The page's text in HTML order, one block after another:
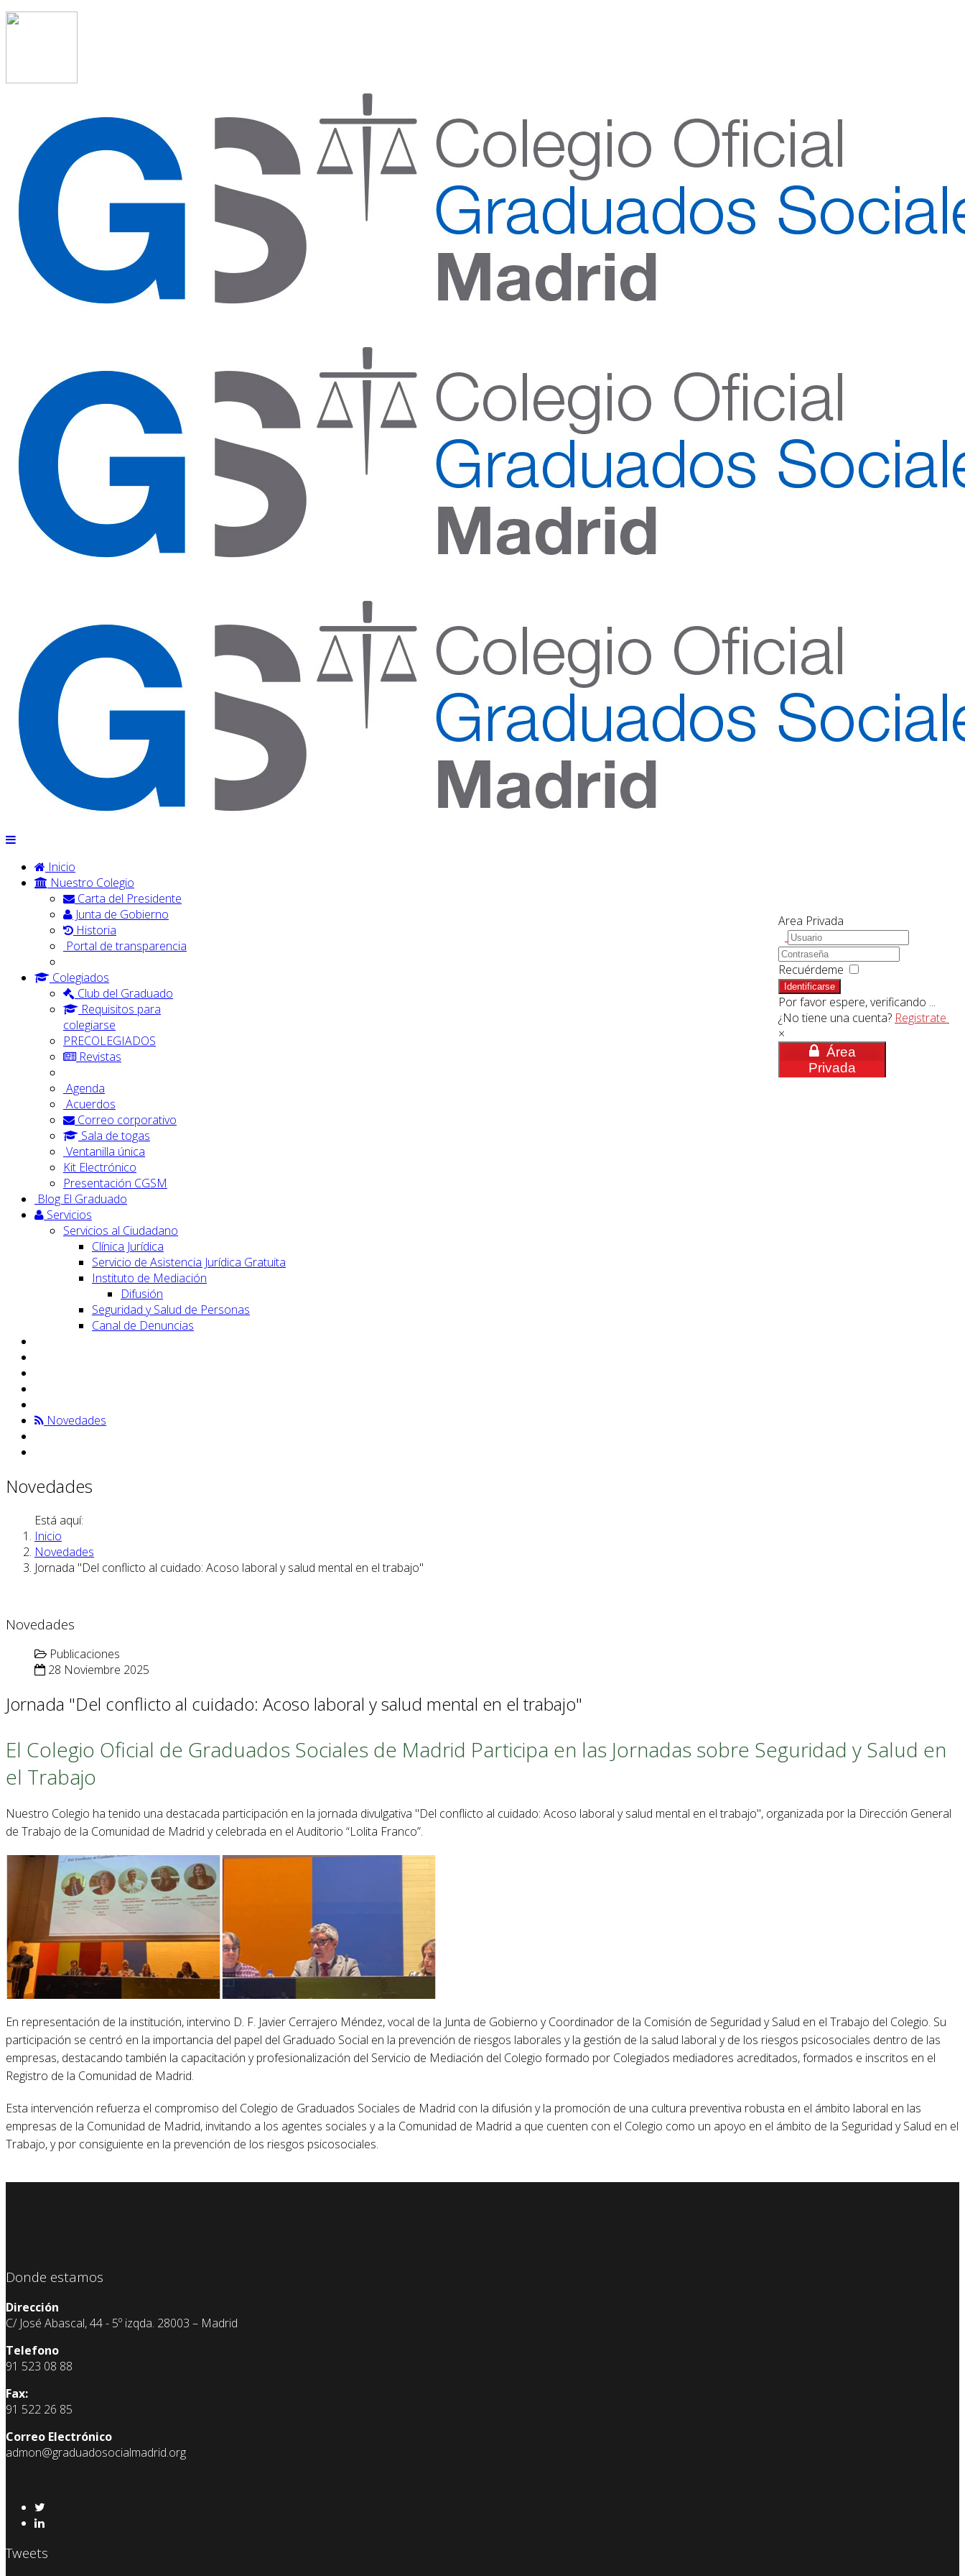
Area Privada
Recuérdeme
Identificarse
Por favor espere, verificando ...
¿No tiene una cuenta? Registrate
×
Área
Privada
Inicio
Nuestro Colegio
Carta del Presidente
Junta de Gobierno
Historia
Portal de transparencia
Colegiados
Club del Graduado
Requisitos para
colegiarse
PRECOLEGIADOS
Revistas
Agenda
Acuerdos
Correo corporativo
Sala de togas
Ventanilla única
Kit Electrónico
Presentación CGSM
Blog El Graduado
Servicios
Servicios al Ciudadano
Clínica Jurídica
Servicio de Asistencia Jurídica Gratuita
Instituto de Mediación
Difusión
Seguridad y Salud de Personas
Canal de Denuncias
Novedades
Novedades
Está aquí:
Inicio
Novedades
Jornada "Del conflicto al cuidado: Acoso laboral y salud mental en el trabajo"
Novedades
Publicaciones
28 Noviembre 2025
Jornada "Del conflicto al cuidado: Acoso laboral y salud mental en el trabajo"
El Colegio Oficial de Graduados Sociales de Madrid Participa en las Jornadas sobre Seguridad y Salud en
el Trabajo
Nuestro Colegio ha tenido una destacada participación en la jornada divulgativa "Del conflicto al cuidado: Acoso laboral y salud mental en el trabajo", organizada por la Dirección General
de Trabajo de la Comunidad de Madrid y celebrada en el Auditorio “Lolita Franco”.
En representación de la institución, intervino D. F. Javier Cerrajero Méndez, vocal de la Junta de Gobierno y Coordinador de la Comisión de Seguridad y Salud en el Trabajo del Colegio. Su
participación se centró en la importancia del papel del Graduado Social en la prevención de riesgos laborales y la gestión de la salud laboral y de los riesgos psicosociales dentro de las
empresas, destacando también la capacitación y profesionalización del Servicio de Mediación del Colegio formado por Colegiados mediadores acreditados, formados e inscritos en el
Registro de la Comunidad de Madrid.
Esta intervención refuerza el compromiso del Colegio de Graduados Sociales de Madrid con la difusión y la promoción de una cultura preventiva robusta en el ámbito laboral en las
empresas de la Comunidad de Madrid, invitando a los agentes sociales y a la Comunidad de Madrid a que cuenten con el Colegio como un apoyo en el ámbito de la Seguridad y Salud en el
Trabajo, y por consiguiente en la prevención de los riesgos psicosociales.
Donde estamos
Dirección
C/ José Abascal, 44 - 5º izqda. 28003 – Madrid
Telefono
91 523 08 88
Fax:
91 522 26 85
Correo Electrónico
admon@graduadosocialmadrid.org
Tweets